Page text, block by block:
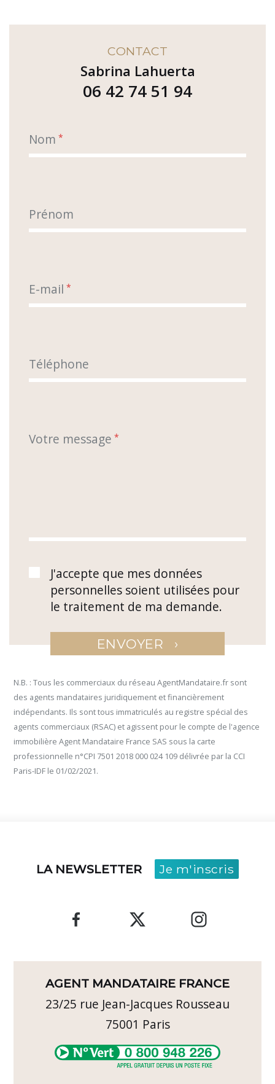
CONTACT
Sabrina Lahuerta
06 42 74 51 94
Nom *
Prénom
E-mail *
Téléphone
Votre message *
J'accepte que mes données
personnelles soient utilisées pour
le traitement de ma demande.
ENVOYER ›
N.B. : Tous les commerciaux du réseau AgentMandataire.fr sont
des agents mandataires juridiquement et financièrement
indépendants. Ils sont tous immatriculés au registre spécial des
agents commerciaux (RSAC) et agissent pour le compte de l'agence
immobilière Agent Mandataire France SAS sous la carte
professionnelle n°CPI 7501 2018 000 024 109 délivrée par la CCI
Paris-IDF le 01/02/2021.
LA NEWSLETTER Je m'inscris
AGENT MANDATAIRE FRANCE
23/25 rue Jean-Jacques Rousseau
75001 Paris